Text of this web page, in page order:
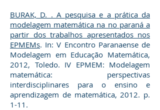
BURAK, D. . A pesquisa e a prática da
modelagem matemática na no paraná a
partir dos trabalhos apresentados nos
EPMEMs. In: V Encontro Paranaense de
Modelagem em Educação Matemática,
2012, Toledo. IV EPMEM: Modelagem
matemática: perspectivas
interdisciplinares para o ensino e
aprendizagem de matemática, 2012. p.
1-11.